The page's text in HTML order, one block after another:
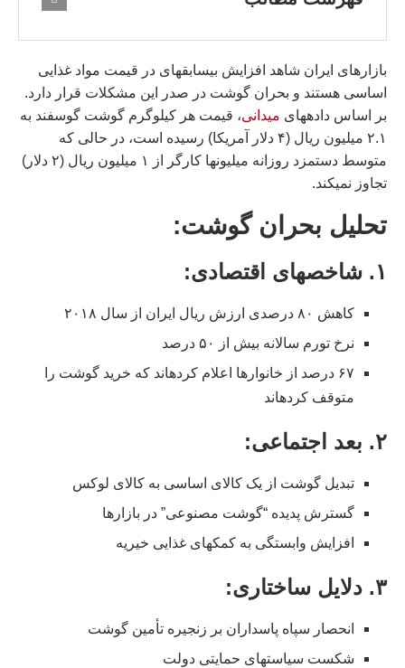
بازارهای ایران شاهد افزایش بیسابقهای در قیمت مواد غذایی
اساسی هستند و بحران گوشت در صدر این مشکلات قرار دارد.
بر اساس دادههای میدانی، قیمت هر کیلوگرم گوشت گوسفند به
۲.۱ میلیون ریال (۴ دلار آمریکا) رسیده است، در حالی که
متوسط دستمزد روزانه میلیونها کارگر از ۱ میلیون ریال (۲ دلار)
تجاوز نمیکند.
تحلیل بحران گوشت:
۱. شاخصهای اقتصادی:
کاهش ۸۰ درصدی ارزش ریال ایران از سال ۲۰۱۸
نرخ تورم سالانه بیش از ۵۰ درصد
۶۷ درصد از خانوارها اعلام کردهاند که خرید گوشت را
متوقف کردهاند
۲. بعد اجتماعی:
تبدیل گوشت از یک کالای اساسی به کالای لوکس
گسترش پدیده “گوشت مصنوعی” در بازارها
افزایش وابستگی به کمکهای غذایی خیریه
۳. دلایل ساختاری:
انحصار سپاه پاسداران بر زنجیره تأمین گوشت
شکست سیاستهای حمایتی دولت